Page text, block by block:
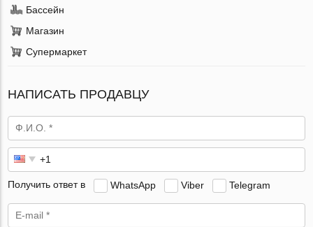
Бассейн
Магазин
Супермаркет
НАПИСАТЬ ПРОДАВЦУ
Получить ответ в WhatsApp Viber Telegram